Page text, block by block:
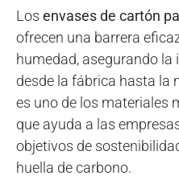
Los envases de cartón
ofrecen una barrera
humedad, asegurando
desde la fábrica hasta la
es uno de los materiales
que ayuda a las
objetivos de
huella de carbono.